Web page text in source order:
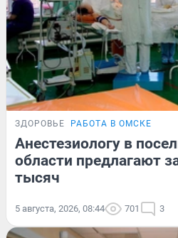
ЗДОРОВЬЕ РАБОТА В ОМСКЕ
Анестезиологу в
области предлагают
тысяч
5 августа, 2026, 08:44 701 3